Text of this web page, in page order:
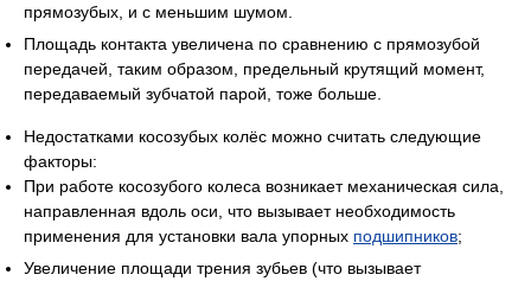
прямозубых, и с меньшим шумом.
Площадь контакта увеличена по сравнению с прямозубой
передачей, таким образом, предельный крутящий момент,
передаваемый зубчатой парой, тоже больше.
Недостатками косозубых колёс можно считать следующие
факторы:
При работе косозубого колеса возникает механическая сила,
направленная вдоль оси, что вызывает необходимость
применения для установки вала упорных подшипников;
Увеличение площади трения зубьев (что вызывает